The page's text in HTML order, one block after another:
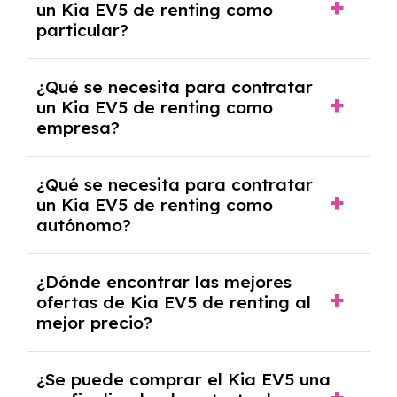
cancelación anticipada. Es importante revisar
las condiciones del contrato y hablar con un
experto que te asesore.
un Kia EV5 de renting como
particular?
y, en algunos casos, una consulta de solvencia
crediticia y un pago inicial.
¿Qué se necesita para contratar
un Kia EV5 de renting como
empresa?
documentación financiera y, en algunos
casos, un informe de solvencia de la empresa
y un pago inicial.
¿Qué se necesita para contratar
un Kia EV5 de renting como
autónomo?
autónomos, justificante de ingresos y, en
algunos casos, un informe fiscal y un pago
inicial.
¿Dónde encontrar las mejores
ofertas de Kia EV5 de renting al
mejor precio?
mejores ofertas de vehículos de renting con
¿Se puede comprar el Kia EV5 una